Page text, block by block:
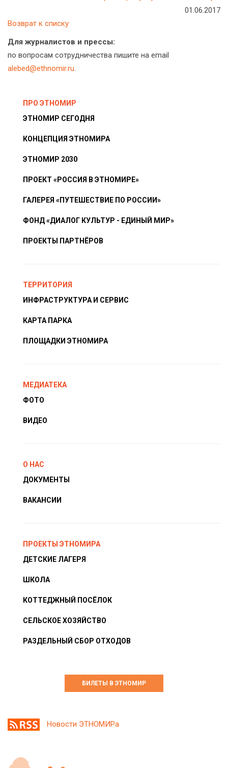
01.06.2017
Возврат к списку
Для журналистов и прессы:
по вопросам сотрудничества пишите на email
alebed@ethnomir.ru.
ПРО ЭТНОМИР
ЭТНОМИР СЕГОДНЯ
КОНЦЕПЦИЯ ЭТНОМИРА
ЭТНОМИР 2030
ПРОЕКТ «РОССИЯ В ЭТНОМИРЕ»
ГАЛЕРЕЯ «ПУТЕШЕСТВИЕ ПО РОССИИ»
ФОНД «ДИАЛОГ КУЛЬТУР - ЕДИНЫЙ МИР»
ПРОЕКТЫ ПАРТНЁРОВ
ТЕРРИТОРИЯ
ИНФРАСТРУКТУРА И СЕРВИС
КАРТА ПАРКА
ПЛОЩАДКИ ЭТНОМИРА
МЕДИАТЕКА
ФОТО
ВИДЕО
О НАС
ДОКУМЕНТЫ
ВАКАНСИИ
ПРОЕКТЫ ЭТНОМИРА
ДЕТСКИЕ ЛАГЕРЯ
ШКОЛА
КОТТЕДЖНЫЙ ПОСЁЛОК
СЕЛЬСКОЕ ХОЗЯЙСТВО
РАЗДЕЛЬНЫЙ СБОР ОТХОДОВ
БИЛЕТЫ В ЭТНОМИР
Новости ЭТНОМИРа